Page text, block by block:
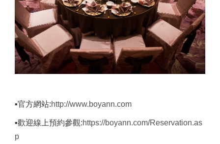
▪官方網站:http://www.boyann.com
▪歡迎線上預約參觀:https://boyann.com/Reservation.as
p